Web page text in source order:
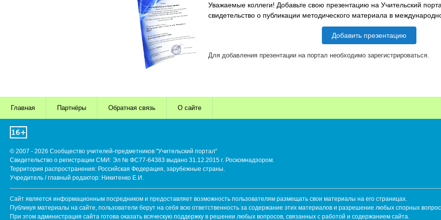
Уважаемые коллеги! Добавьте свою презентацию на Учительский
свидетельство о публикации методического материала в
Добавить презентацию
Для добавления презентации на портал необходимо зарегистрироваться.
Главная Партнёры Обратная связь О сайте
© 2007 - 2026 Сообщество учителей-предметников "Учительский портал"
Свидетельство о регистрации СМИ: Эл № ФС77-64383 выдано 31.12.2015 г. Роскомнадзором.
Территория распространения: Российская Федерация, зарубежные страны.
Учредитель / главный редактор: Никитенко Е.И.
Сайт является информационным посредником и предоставляет возможность пользователям размещать свои материалы на его страницах.
Публикуя материалы на сайте, пользователи берут на себя всю ответственность за содержание этих материалов и разрешение любых спорных
При этом администрация сайта готова оказать всяческую поддержку в решении любых вопросов, связанных с работой и содержанием сайта.